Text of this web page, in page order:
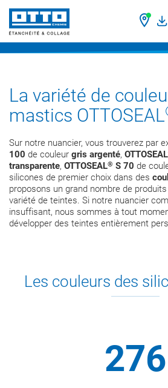
La variété de
mastics OTTOSEAL
Sur notre nuancier, vous trouverez par
100 de couleur gris argenté, OTTOSEAL
transparente, OTTOSEAL® S 70 de
silicones de premier choix dans des
proposons un grand nombre de
variété de teintes. Si notre nuancier
insuffisant, nous sommes à tout
développer des teintes entièrement
Les couleurs des
276